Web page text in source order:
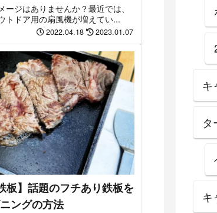
ジはありませんか？最近では、
トドア用の扇風機が増えてい...
2022.04.18 2023.01.07
板】話題のフチあり鉄板を
ングの方法
キ
タ
キ